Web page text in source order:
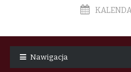
Nawigacja